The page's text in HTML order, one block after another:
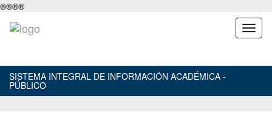
®®®®
SISTEMA INTEGRAL DE INFORMACIÓN ACADÉMICA -
PÚBLICO